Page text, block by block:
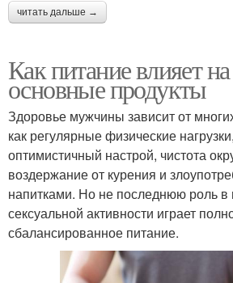
читать дальше →
Как питание влияет
основные продукты
Здоровье мужчины зависит от
как регулярные физические
оптимистичный настрой, чистота
воздержание от курения и
напитками. Но не последнюю роль в
сексуальной активности играет
сбалансированное питание.